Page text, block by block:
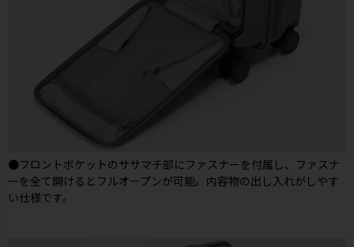
●フロントポケットのササマチ部にファスナーを付属し、ファスナ
ーを全て開けるとフルオープンが可能。内容物の出し入れがしやす
い仕様です。